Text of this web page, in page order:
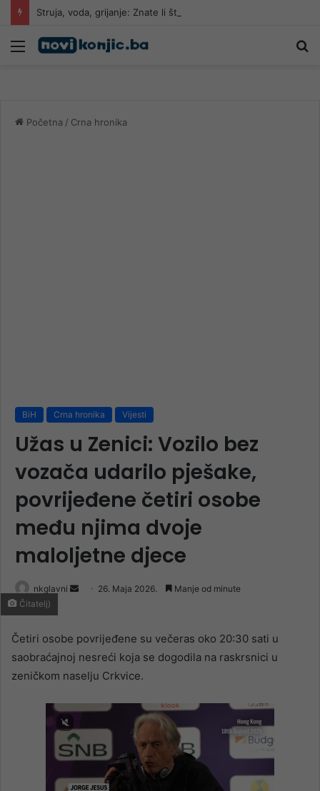
Meni
Početna / Crna hronika
BiH Crna hronika Vijesti
Užas u Zenici: Vozilo bez
vozača udarilo pješake,
povrijeđene četiri osobe
među njima dvoje
maloljetne djece
nkglavni
Send 26. Maja 2026. Manje od minute
Čitatelj)
Četiri osobe povrijeđene su večeras oko 20:30 sati u
saobraćajnoj nesreći koja se dogodila na raskrsnici u
zeničkom naselju Crkvice.